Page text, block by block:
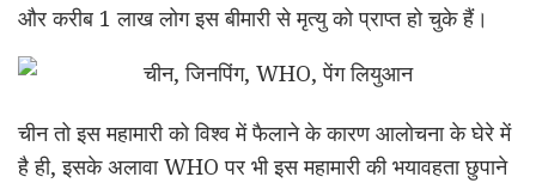
और करीब 1 लाख लोग इस बीमारी से मृत्यु को प्राप्त हो चुके हैं।
चीन तो इस महामारी को विश्व में फैलाने के कारण आलोचना के घेरे में
है ही, इसके अलावा WHO पर भी इस महामारी की भयावहता छुपाने